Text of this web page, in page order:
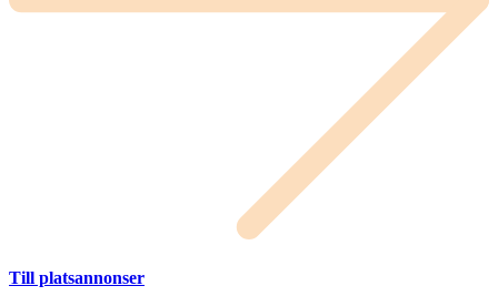
Till platsannonser